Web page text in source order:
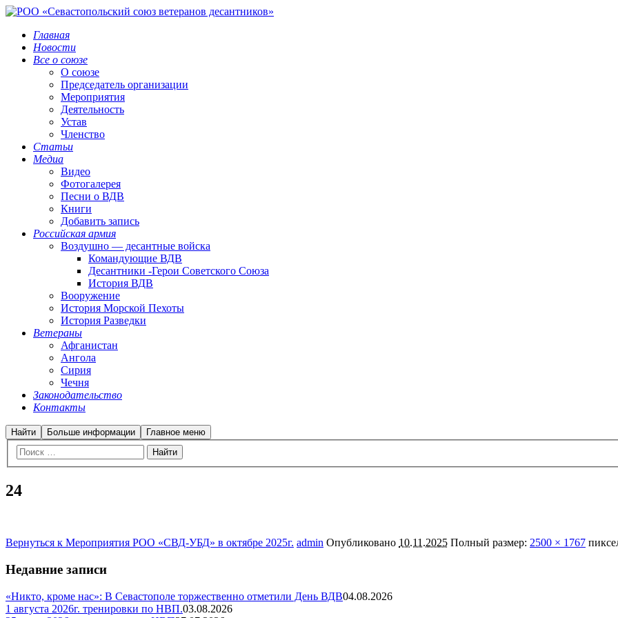
Главная
Новости
Все о союзе
О союзе
Председатель организации
Мероприятия
Деятельность
Устав
Членство
Статьи
Медиа
Видео
Фотогалерея
Песни о ВДВ
Книги
Добавить запись
Российская армия
Воздушно — десантные войска
Командующие ВДВ
Десантники -Герои Советского Союза
История ВДВ
Вооружение
История Морской Пехоты
История Разведки
Ветераны
Афганистан
Ангола
Сирия
Чечня
Законодательство
Контакты
Найти Больше информации Главное меню
24
Вернуться к Мероприятия РОО «СВД-УБД» в октябре 2025г. admin Опубликовано 10.11.2025 Полный размер: 2500 × 1767
Недавние записи
«Никто, кроме нас»: В Севастополе торжественно отметили День ВДВ04.08.2026
1 августа 2026г. тренировки по НВП.03.08.2026